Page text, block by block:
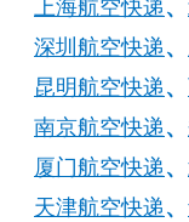
上海航空快递、
深圳航空快递、
昆明航空快递、
南京航空快递、
厦门航空快递、
天津航空快递、